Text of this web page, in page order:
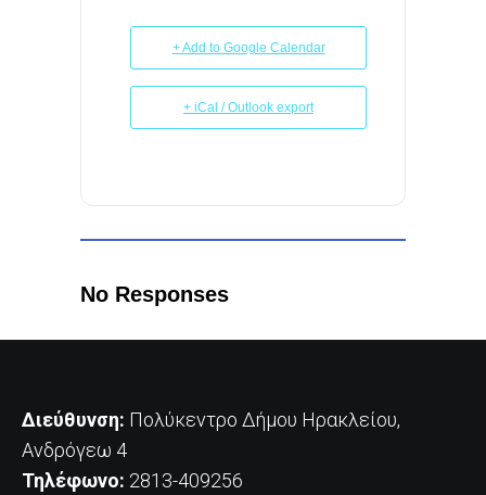
+ Add to Google Calendar
+ iCal / Outlook export
No Responses
Διεύθυνση: Πολύκεντρο Δήμου Ηρακλείου,
Ανδρόγεω 4
Τηλέφωνο: 2813-409256